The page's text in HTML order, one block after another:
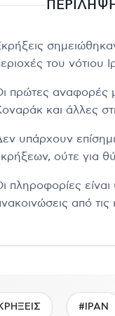
του νότιου
πρώτες αναφορές
και άλλες
υπάρχουν
ούτε για
πληροφορίες
από τις
#ΙΡΑΝ